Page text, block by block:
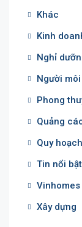
Khác
Kinh
Nghỉ
Người
Phong
Quảng
Quy hoạch
Tin nổi
Xây dựng